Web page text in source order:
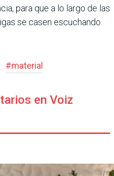
para que a lo largo de las
se casen escuchando
#material
en Voiz